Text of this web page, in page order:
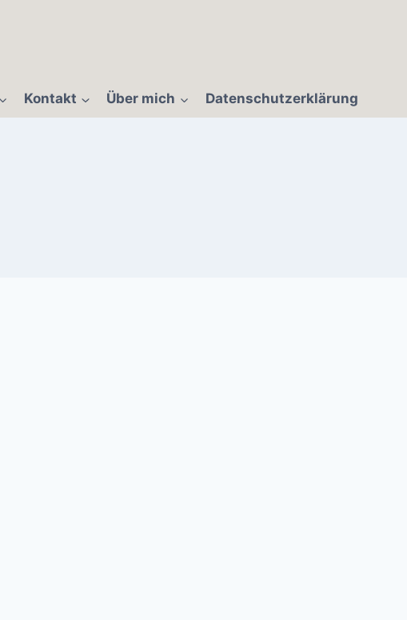
Kontakt Über mich Datenschutzerklärung